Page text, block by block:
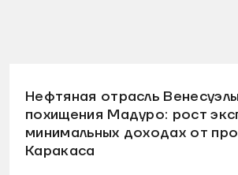
Нефтяная отрасль
похищения Мадуро: рост
минимальных доходах от
Каракаса